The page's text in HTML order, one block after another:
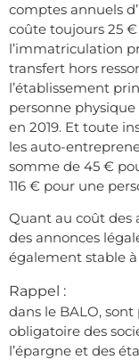
comptes annuels
coûte toujours 25
l’immatriculation
transfert hors
l’établissement
personne
en 2019. Et toute
les auto-
somme de 45 €
116 € pour une
Quant au coût des
des annonces
également stable
Rappel :
dans le BALO,
obligatoire des
l’épargne et des